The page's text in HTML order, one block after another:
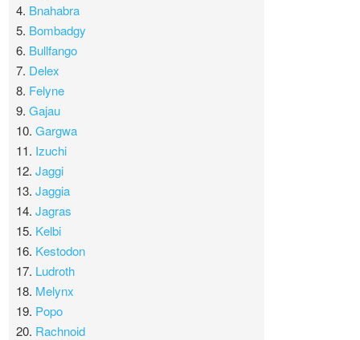
4. Bnahabra
5. Bombadgy
6. Bullfango
7. Delex
8. Felyne
9.Gajau
10.Gargwa
11. Izuchi
12.Jaggi
13.Jaggia
14.Jagras
15. Kelbi
16. Kestodon
17. Ludroth
18. Melynx
19. Popo
20. Rachnoid